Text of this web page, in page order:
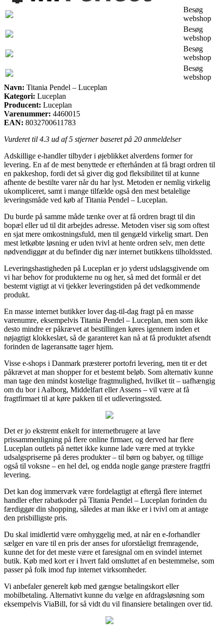
Besøg
webshop
Besøg
webshop
Besøg
webshop
Besøg
webshop
Navn: Titania Pendel – Luceplan
Kategori: Luceplan
Producent: Luceplan
Varenummer: 4460015
EAN: 8032700611783
Vurderet til 4.3 ud af 5 stjerner baseret på 20 anmeldelser
Adskillige e-handler tilbyder i øjeblikket alverdens former for
levering. En af de mest benyttede er efterhånden at få bragt ordren til
en pakkeshop, fordi det så giver dig god fleksibilitet til at kunne
afhente de bestilte varer når du har lyst. Metoden er nemlig virkelig
ukompliceret, samt i mange tilfælde også den mest betalelige
leveringsmåde ved køb af Titania Pendel – Luceplan.
Du burde på samme måde tænke over at få ordren bragt til din
bopæl eller ud til dit arbejdes adresse. Metoden viser sig som oftest
en sjat mere omkostningsfuld, men til gengæld virkelig smart. Den
mest letkøbte løsning er uden tvivl at hente ordren selv, men dette
nødvendiggør at du befinder dig nær internet butikkens tilholdssted.
Leveringshastigheden på Luceplan er jo yderst udslagsgivende om
vi har behov for produkterne nu og her, så med det formål er det
bestemt vigtigt at vi tjekker leveringstiden på det vedkommende
produkt.
En masse internet butikker lover dag-til-dag fragt på en masse
varenumre, eksempelvis Titania Pendel – Luceplan, men som ikke
desto mindre er påkrævet at bestillingen køres igennem inden et
nøjagtigt klokkeslæt, så de garanteret kan nå at få produktet afsendt
forinden de lageransatte tager hjem.
Visse e-shops i Danmark præsterer portofri levering, men tit er det
påkrævet at man shopper for et bestemt beløb. Som alternativ kunne
man tage den mindst kostelige fragtmulighed, hvilket tit – uafhængig
om du bor i Aalborg, Middelfart eller Assens – vil være at få
fragtfirmaet til at køre pakken til et udleveringssted.
Det er jo ekstremt enkelt for internetbrugere at lave
prissammenligning på flere online firmaer, og derved har flere
Luceplan outlets på nettet ikke kunne lade være med at trykke
udsalgspriserne på deres produkter – til børn og babyer, og tillige
også til voksne – en hel del, og endda nogle gange præstere fragtfri
levering.
Det kan dog immervæk være fordelagtigt at eftergå flere internet
handler efter rabatkoder på Titania Pendel – Luceplan forinden du
færdiggør din shopping, således at man ikke er i tvivl om at antage
den prisbilligste pris.
Du skal imidlertid være omhyggelig med, at når en e-forhandler
sælger en vare til en pris der anses for uforståeligt fremragende,
kunne det for det meste være et faresignal om en svindel internet
butik. Køb med kort er i hvert fald omsluttet af en bestemmelse, som
passer på folk imod fup internet virksomheder.
Vi anbefaler generelt køb med gængse betalingskort eller
mobilbetaling. Alternativt kunne du vælge en afdragsløsning som
eksempelvis ViaBill, for så vidt du vil finansiere betalingen over tid.